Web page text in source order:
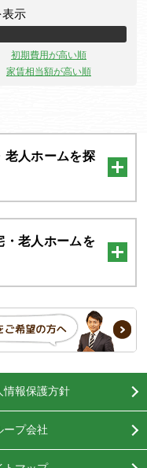
示
初期費用が高い順
家賃相当額が高い順
老人ホームを探
・老人ホームを
情報保護方針
ープ会社